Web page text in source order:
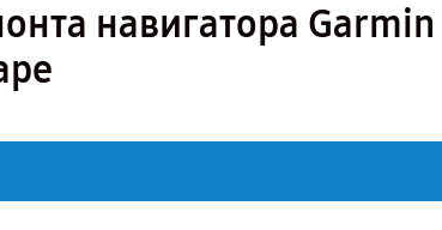
навигатора Garmin